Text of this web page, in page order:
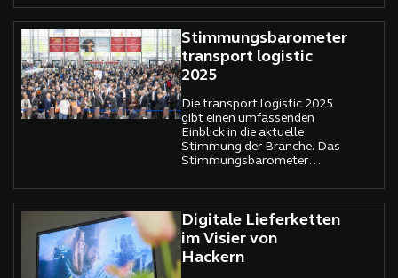
Lösungsanbieter für den
Logistik- und
Schwerlastverkehr. Im
Mittelpunkt des
Messeauftritts stehen
integrierte Angebote für den
nachhaltigen Betrieb von
Fuhrparks – unabhängig
von deren Größe oder
Zusammensetzung.
Stimmungsbarometer
transport logistic
2025
Die transport logistic 2025
gibt einen umfassenden
Einblick in die aktuelle
Stimmung der Branche. Das
Stimmungsbarometer
Kostendruck, anhaltendem
Fachkräftemangel und
steigenden
Bürokratiehürden die
Mehrheit der Unternehmen
optimistisch in die Zukunft
Digitale Lieferketten
im Visier von
Hackern